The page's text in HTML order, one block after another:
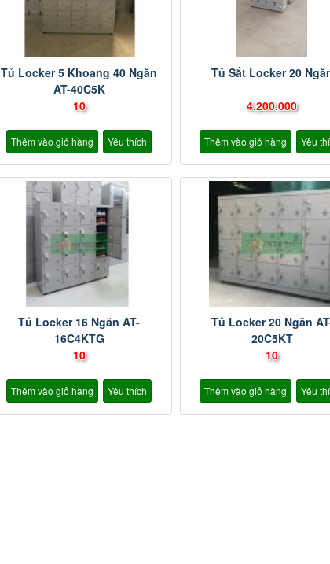
Tủ Locker 5 Khoang 40 Ngăn
AT-40C5K
10
Thêm vào giỏ hàng Yêu thích
Tủ Sắt Locker 20
4.200.000
Thêm vào giỏ hàng Yêu
Tủ Locker 16 Ngăn AT-
16C4KTG
10
Thêm vào giỏ hàng Yêu thích
Tủ Locker 20 Ngăn
20C5KT
10
Thêm vào giỏ hàng Yêu